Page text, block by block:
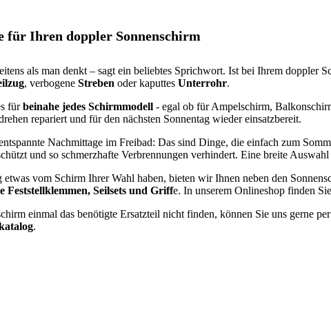
für Ihren doppler Sonnenschirm
als man denkt – sagt ein beliebtes Sprichwort. Ist bei Ihrem doppler
, verbogene Streben oder kaputtes Unterrohr.
fürbeinahe jedes Schirmmodell - egal ob für Ampelschirm,
repariert und für den nächsten Sonnentag wieder einsatzbereit.
Nachmittage im Freibad: Das sind Dinge, die einfach zum
und so schmerzhafte Verbrennungen verhindert. Eine breite
vom Schirm Ihrer Wahl haben, bieten wir Ihnen neben den
Feststellklemmen, Seilsets und Griffe. In unserem Onlineshop finden
einmal das benötigte Ersatzteil nicht finden, können Sie uns gerne
.